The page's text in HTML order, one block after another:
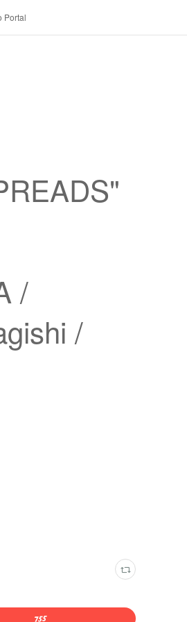
Portal
/
/